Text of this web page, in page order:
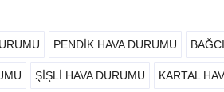
PENDIK HAVA DURUMU
ŞIŞLI HAVA DURUMU KARTAL